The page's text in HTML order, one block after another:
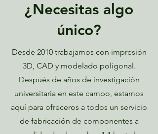
¿Necesitas algo
único?
Desde 2010 trabajamos con impresión
3D, CAD y modelado poligonal.
Después de años de investigación
universitaria en este campo, estamos
aquí para ofreceros a todos un servicio
de fabricación de componentes a